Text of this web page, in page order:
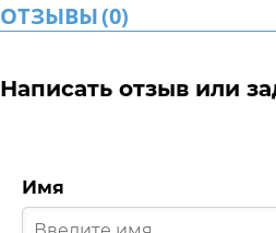
ОТЗЫВЫ(0)
Написать отзыв или
Имя